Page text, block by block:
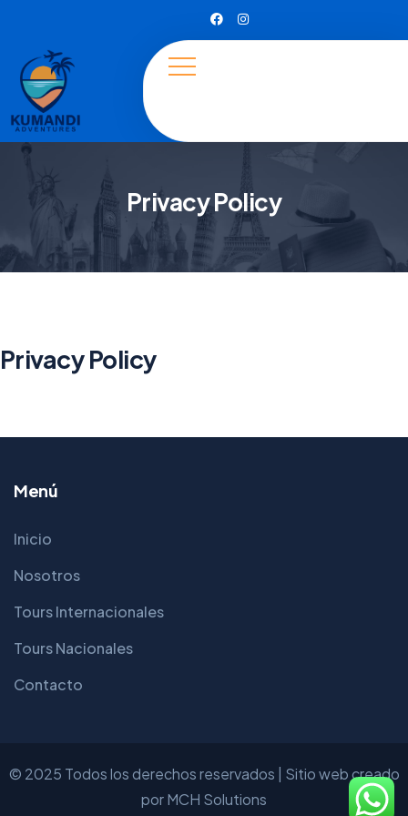
Privacy Policy
Privacy Policy
Menú
Inicio
Nosotros
Tours Internacionales
Tours Nacionales
Contacto
© 2025 Todos los derechos reservados | Sitio web creado
porMCH Solutions